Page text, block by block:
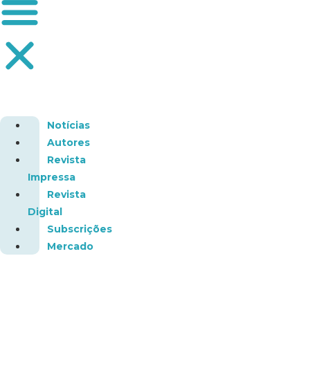
Notícias
Autores
Revista
Impressa
Revista
Digital
Subscrições
Mercado